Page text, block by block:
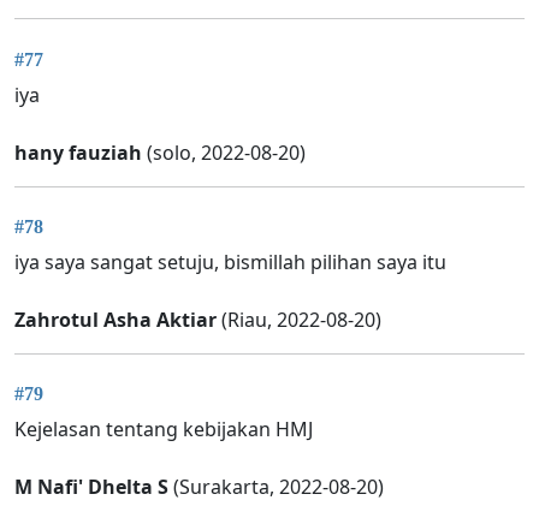
#77
iya
hany fauziah (solo, 2022-08-20)
#78
iya saya sangat setuju, bismillah pilihan saya itu
Zahrotul Asha Aktiar(Riau, 2022-08-20)
#79
Kejelasan tentang kebijakan HMJ
M Nafi' Dhelta S(Surakarta, 2022-08-20)